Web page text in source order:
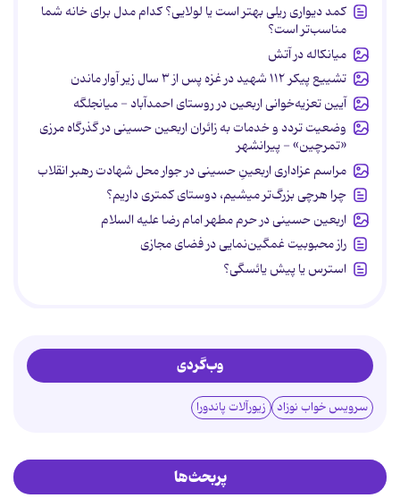
کمد دیواری ریلی بهتر است یا لولایی؟ کدام مدل برای خانه شما
مناسب‌تر است؟
میانکاله در آتش
تشییع پیکر ۱۱۲ شهید در غزه پس از ۳ سال زیر آوار ماندن
آیین تعزیه‌خوانی اربعین در روستای احمدآباد - میانجلگه
وضعیت تردد و خدمات به زائران اربعین حسینی در گذرگاه مرزی
«تمرچین» - پیرانشهر
مراسم عزاداری اربعینِ حسینی در جوار محل شهادت رهبر انقلاب
چرا هرچی بزرگ‌تر میشیم، دوستای کمتری داریم؟
اربعین حسینی در حرم مطهر امام رضا علیه السلام
راز محبوبیت غمگین‌نمایی در فضای مجازی
استرس یا پیش یائسگی؟
وب‌گردی
سرویس خواب نوزاد زیورآلات پاندورا
پربحث‌ها